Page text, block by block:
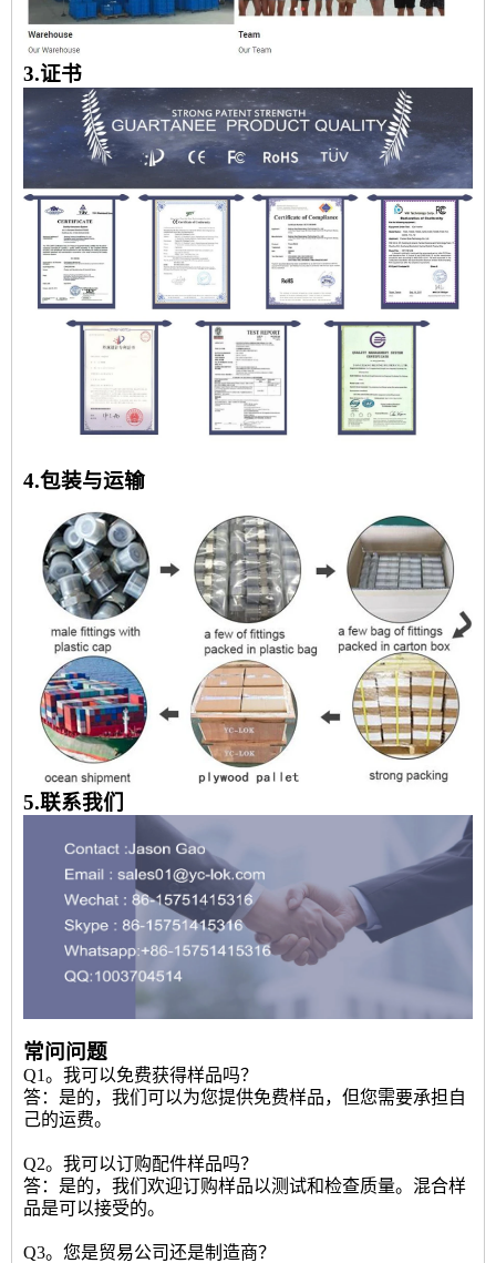
3.证书
4.包装与运输
5.联系我们
常问问题
Q1。我可以免费获得样品吗？
答：是的，我们可以为您提供免费样品，但您需要承担自
己的运费。
Q2。我可以订购配件样品吗？
答：是的，我们欢迎订购样品以测试和检查质量。混合样
品是可以接受的。
Q3。您是贸易公司还是制造商？